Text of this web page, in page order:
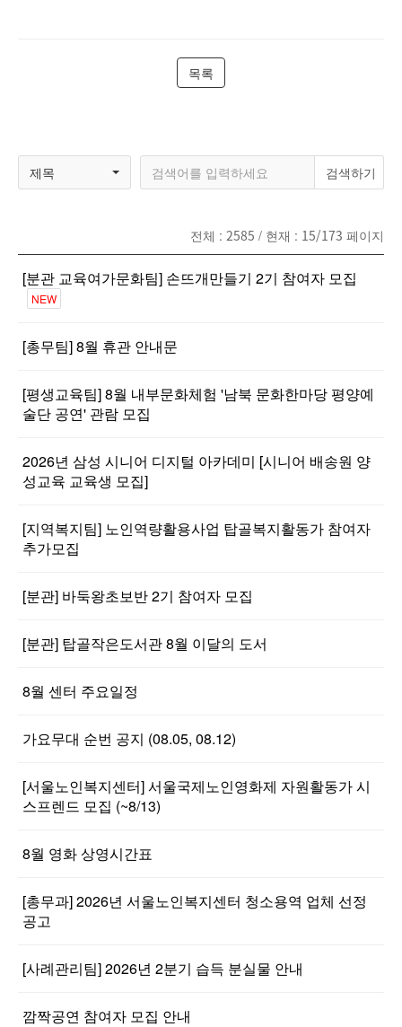
목록
제목
전체 : 2585 / 현재 : 15/173 페이지
[분관 교육여가문화팀] 손뜨개만들기 2기 참여자 모집
NEW
[총무팀] 8월 휴관 안내문
[평생교육팀] 8월 내부문화체험 '남북 문화한마당 평양예
술단 공연' 관람 모집
2026년 삼성 시니어 디지털 아카데미 [시니어 배송원 양
성교육 교육생 모집]
[지역복지팀] 노인역량활용사업 탑골복지활동가 참여자
추가모집
[분관] 바둑왕초보반 2기 참여자 모집
[분관] 탑골작은도서관 8월 이달의 도서
8월 센터 주요일정
가요무대 순번 공지 (08.05, 08.12)
[서울노인복지센터] 서울국제노인영화제 자원활동가 시
스프렌드 모집 (~8/13)
8월 영화 상영시간표
[총무과] 2026년 서울노인복지센터 청소용역 업체 선정
공고
[사례관리팀] 2026년 2분기 습득 분실물 안내
깜짝공연 참여자 모집 안내